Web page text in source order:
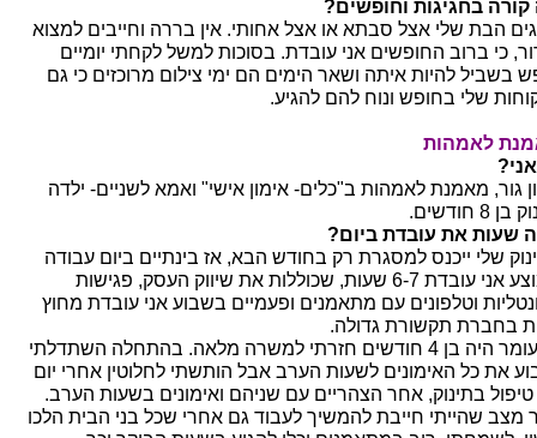
בחגיגות וחופשים?
הבת שלי אצל סבתא או אצל אחותי. אין בררה וחייבים למצוא
כי ברוב החופשים אני עובדת. בסוכות למשל לקחתי יומיים
בשביל להיות איתה ושאר הימים הם ימי צילום מרוכזים כי גם
שלי בחופש ונוח להם להגיע.
לאמהות
גור, מאמנת לאמהות ב"כלים- אימון אישי" ואמא לשניים- ילדה
8 חודשים.
שעות את עובדת ביום?
שלי ייכנס למסגרת רק בחודש הבא, אז בינתיים ביום עבודה
ממוצע אני עובדת 6-7 שעות, שכוללות את שיווק העסק, פגישות
וטלפונים עם מתאמנים ופעמיים בשבוע אני עובדת מחוץ
בחברת תקשורת גדולה.
כשעומר היה בן 4 חודשים חזרתי למשרה מלאה. בהתחלה השתדלתי
את כל האימונים לשעות הערב אבל הותשתי לחלוטין אחרי יום
בתינוק, אחר הצהריים עם שניהם ואימונים בשעות הערב.
מצב שהייתי חייבת להמשיך לעבוד גם אחרי שכל בני הבית הלכו